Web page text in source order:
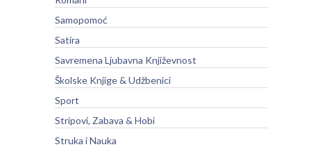
Samopomoć
Satira
Savremena Ljubavna Književnost
Školske Knjige & Udžbenici
Sport
Stripovi, Zabava & Hobi
Struka i Nauka